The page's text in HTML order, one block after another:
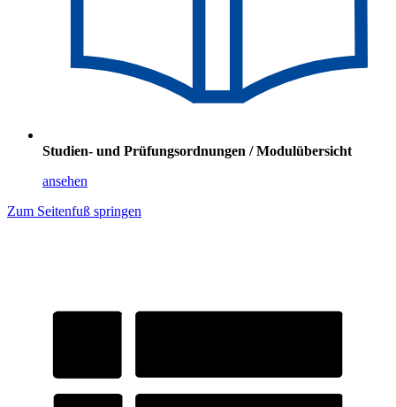
Studien- und Prüfungsordnungen / Modulübersicht
ansehen
Zum Seitenfuß springen